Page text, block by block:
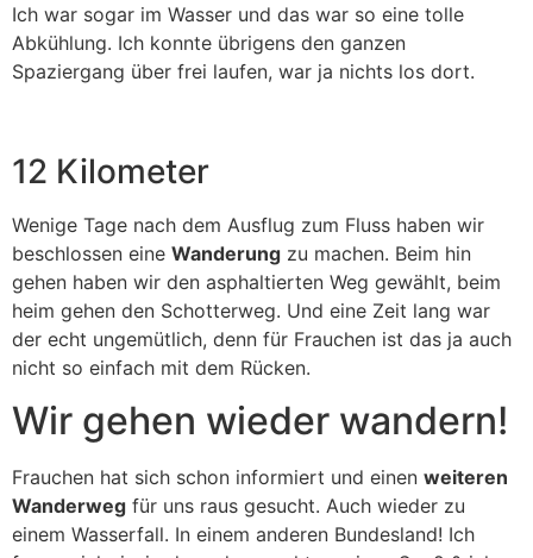
Ich war sogar im Wasser und das war so eine tolle
Abkühlung. Ich konnte übrigens den ganzen
Spaziergang über frei laufen, war ja nichts los dort.
12 Kilometer
Wenige Tage nach dem Ausflug zum Fluss haben wir
beschlossen eine Wanderung zu machen. Beim hin
gehen haben wir den asphaltierten Weg gewählt, beim
heim gehen den Schotterweg. Und eine Zeit lang war
der echt ungemütlich, denn für Frauchen ist das ja auch
nicht so einfach mit dem Rücken.
Wir gehen wieder wandern!
Frauchen hat sich schon informiert und einen weiteren
Wanderweg für uns raus gesucht. Auch wieder zu
einem Wasserfall. In einem anderen Bundesland! Ich